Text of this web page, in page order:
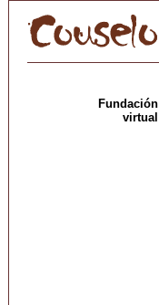
Fundación
virtual